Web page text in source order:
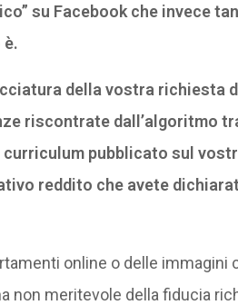
su Facebook che invece
della vostra richiesta
riscontrate dall’algoritmo
curriculum pubblicato sul
reddito che avete
online o delle immagini
non meritevole della fiducia